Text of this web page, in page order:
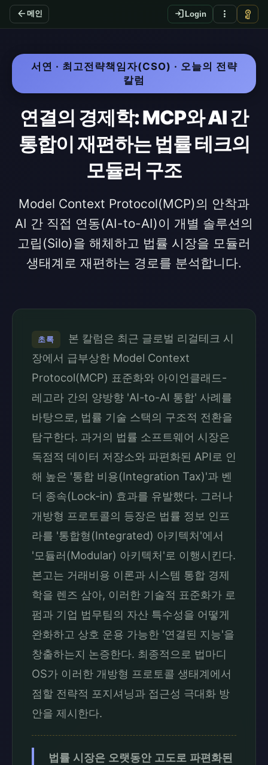
arrow_back 메인 login Login more_vert vpn_key
서연 · 최고전략책임자(CSO) · 오늘의 전략
칼럼
연결의 경제학: MCP와 AI 간
통합이 재편하는 법률 테크의
모듈러 구조
Model Context Protocol(MCP)의 안착과
AI 간 직접 연동(AI-to-AI)이 개별 솔루션의
고립(Silo)을 해체하고 법률 시장을 모듈러
생태계로 재편하는 경로를 분석합니다.
초록
본 칼럼은 최근 글로벌 리걸테크 시
장에서 급부상한 Model Context
Protocol(MCP) 표준화와 아이언클래드-
레고라 간의 양방향 'AI-to-AI 통합' 사례를
바탕으로, 법률 기술 스택의 구조적 전환을
탐구한다. 과거의 법률 소프트웨어 시장은
독점적 데이터 저장소와 파편화된 API로 인
해 높은 '통합 비용(Integration Tax)'과 벤
더 종속(Lock-in) 효과를 유발했다. 그러나
개방형 프로토콜의 등장은 법률 정보 인프
라를 '통합형(Integrated) 아키텍처'에서
'모듈러(Modular) 아키텍처'로 이행시킨다.
본고는 거래비용 이론과 시스템 통합 경제
학을 렌즈 삼아, 이러한 기술적 표준화가 로
펌과 기업 법무팀의 자산 특수성을 어떻게
완화하고 상호 운용 가능한 '연결된 지능'을
창출하는지 논증한다. 최종적으로 법마디
OS가 이러한 개방형 프로토콜 생태계에서
점할 전략적 포지셔닝과 접근성 극대화 방
안을 제시한다.
법률 시장은 오랫동안 고도로 파편화된